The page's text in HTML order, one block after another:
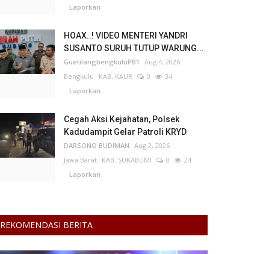
Laporkan
HOAX..! VIDEO MENTERI YANDRI
SUSANTO SURUH TUTUP WARUNG...
GuetilangbengkuluPB1
Aug 4, 2026
Bengkulu
KAB. KAUR 0
34
Laporkan
Cegah Aksi Kejahatan, Polsek
Kadudampit Gelar Patroli KRYD
DARSONO BUDIMAN Aug 2, 2026
Jawa Barat KAB. SUKABUMI 0
24
Laporkan
REKOMENDASI BERITA